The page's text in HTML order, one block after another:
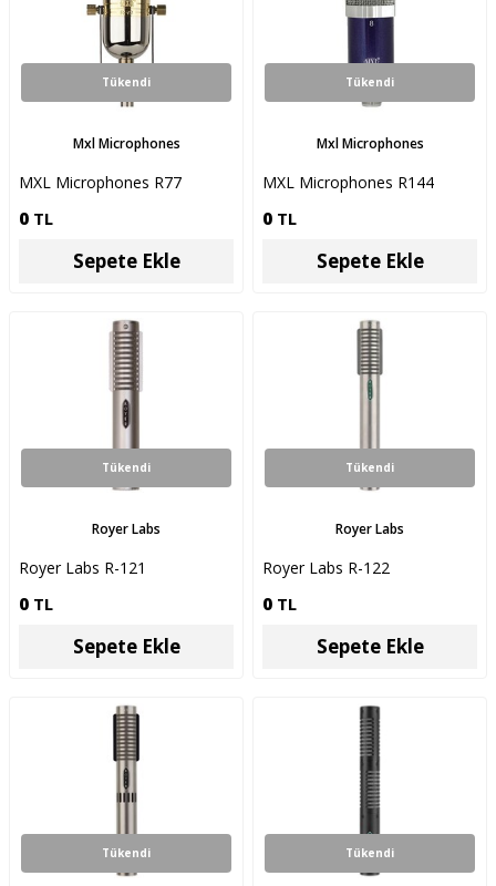
Tükendi
Mxl Microphones
MXL Microphones R77
0 TL
Sepete Ekle
Tükendi
Mxl Microphones
MXL Microphones R144
0 TL
Sepete Ekle
Tükendi
Royer Labs
Royer Labs R-121
0 TL
Sepete Ekle
Tükendi
Royer Labs
Royer Labs R-122
0 TL
Sepete Ekle
Tükendi Tükendi